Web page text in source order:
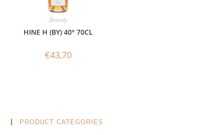
Brandy
HINE H (BY) 40° 70CL
€43,70
PRODUCT CATEGORIES